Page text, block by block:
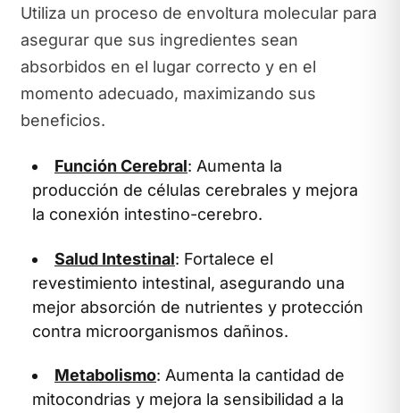
Utiliza un proceso de envoltura molecular para
asegurar que sus ingredientes sean
absorbidos en el lugar correcto y en el
momento adecuado, maximizando sus
beneficios.
Función Cerebral: Aumenta la
producción de células cerebrales y mejora
la conexión intestino-cerebro.
Salud Intestinal: Fortalece el
revestimiento intestinal, asegurando una
mejor absorción de nutrientes y protección
contra microorganismos dañinos.
Metabolismo: Aumenta la cantidad de
mitocondrias y mejora la sensibilidad a la